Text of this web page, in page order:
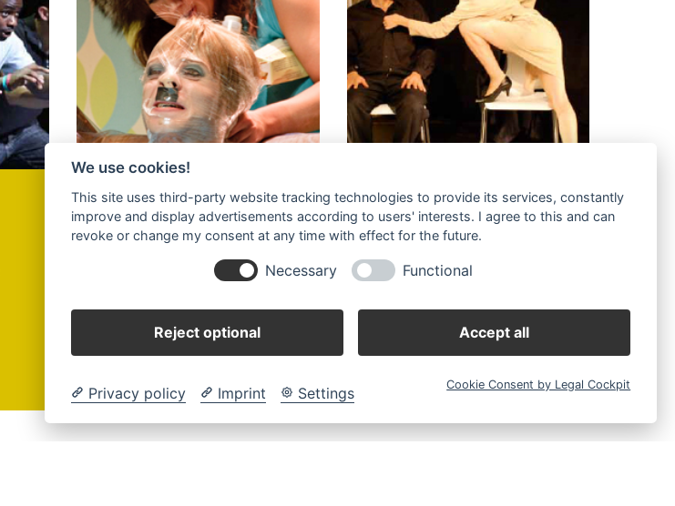
DIE PRÄSIDENTINNEN
VON SCHWAB
SCHLOSSTHEATER MOERS
VERGISSMEINNICHT
Theatrales Spiegelkabinett zu Demenz
SCHLOSSTHEATER MOERS
We use cookies!
This site uses third-party website tracking technologies to provide its services, constantly
improve and display advertisements according to users' interests. I agree to this and can
revoke or change my consent at any time with effect for the future.
Necessary Functional
Reject optional Accept all
Privacy policy Imprint Settings Cookie Consent by Legal Cockpit